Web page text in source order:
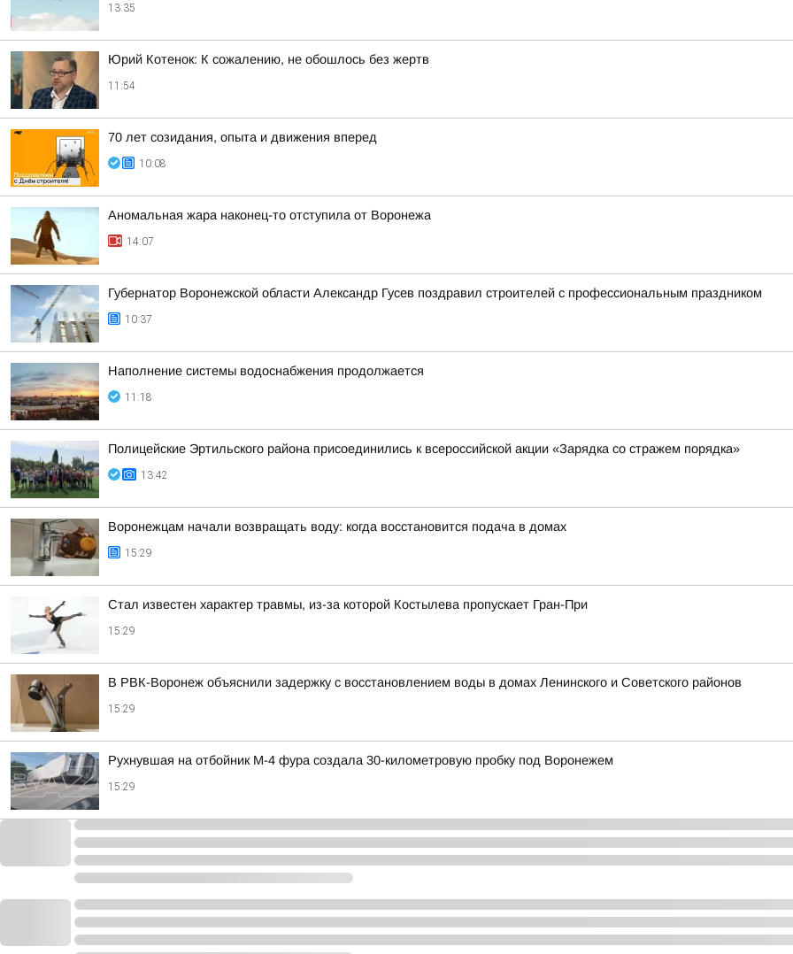
13:35
Юрий Котенок: К сожалению, не обошлось без жертв
11:54
70 лет созидания, опыта и движения вперед
10:08
Аномальная жара наконец-то отступила от Воронежа
14:07
Губернатор Воронежской области Александр Гусев поздравил строителей с профессиональным праздником
10:37
Наполнение системы водоснабжения продолжается
11:18
Полицейские Эртильского района присоединились к всероссийской акции «Зарядка со стражем порядка»
13:42
Воронежцам начали возвращать воду: когда восстановится подача в домах
15:29
Стал известен характер травмы, из-за которой Костылева пропускает Гран-При
15:29
В РВК-Воронеж объяснили задержку с восстановлением воды в домах Ленинского и Советского районов
15:29
Рухнувшая на отбойник М-4 фура создала 30-километровую пробку под Воронежем
15:29